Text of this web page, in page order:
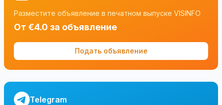
Разместите объявление в печатном выпуске VISINFO
От €4.0 за объявление
Подать объявление
Telegram